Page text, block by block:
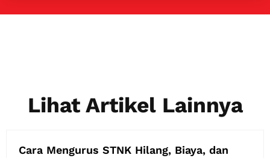
Lihat Artikel Lainnya
Cara Mengurus STNK Hilang, Biaya, dan